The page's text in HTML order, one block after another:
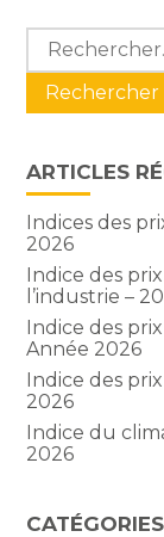
Blog
sidebar
Rechercher :
ARTICLES
Indices des
2026
Indice des
l’industrie –
Indice des
Année 2026
Indice des
2026
Indice du
2026
CATÉGORIES